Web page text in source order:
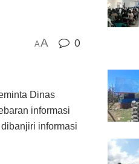
AA 0
Dinas
informasi
informasi